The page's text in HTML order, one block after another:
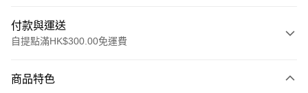
付款與運送
自提點滿HK$300.00免運費
信用卡
商品特色